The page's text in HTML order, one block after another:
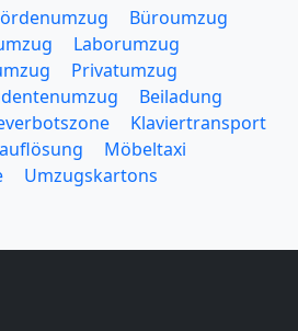
Büroumzug
Laborumzug
Privatumzug
Beiladung
Klaviertransport
Möbeltaxi
Umzugskartons